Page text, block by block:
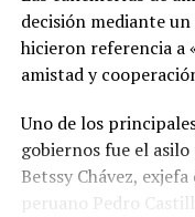
Comparte esto:
Facebook
Me gusta esto:
decisión mediante
hicieron referencia a
amistad y
Uno de los
gobiernos fue el
Betssy Chávez,
peruano Pedro